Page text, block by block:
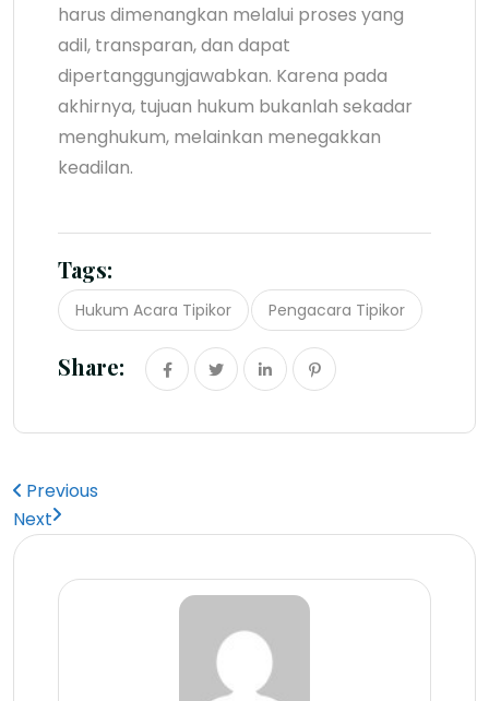
harus dimenangkan melalui proses yang
adil, transparan, dan dapat
dipertanggungjawabkan. Karena pada
akhirnya, tujuan hukum bukanlah sekadar
menghukum, melainkan menegakkan
keadilan.
Tags:
Hukum Acara Tipikor Pengacara Tipikor
Share:
Previous
Next